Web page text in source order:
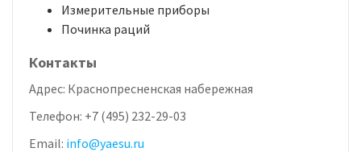
Измерительные приборы
Починка раций
Контакты
Адрес: Краснопресненская набережная
Телефон: +7 (495) 232-29-03
Email: info@yaesu.ru